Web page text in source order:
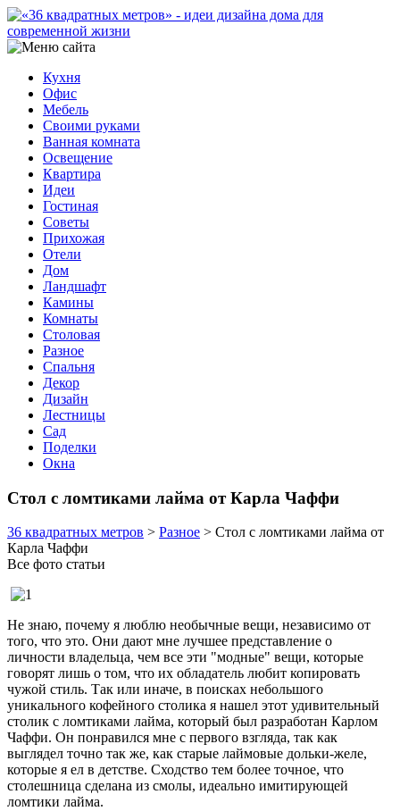
Кухня
Офис
Мебель
Своими руками
Ванная комната
Освещение
Квартира
Идеи
Гостиная
Советы
Прихожая
Отели
Дом
Ландшафт
Камины
Комнаты
Столовая
Разное
Спальня
Декор
Дизайн
Лестницы
Сад
Поделки
Окна
Стол с ломтиками лайма от Карла Чаффи
36 квадратных метров > Разное > Стол с ломтиками лайма от
Карла Чаффи
Все фото статьи
Не знаю, почему я люблю необычные вещи, независимо от
того, что это. Они дают мне лучшее представление о
личности владельца, чем все эти "модные" вещи, которые
говорят лишь о том, что их обладатель любит копировать
чужой стиль. Так или иначе, в поисках небольшого
уникального кофейного столика я нашел этот удивительный
столик с ломтиками лайма, который был разработан Карлом
Чаффи. Он понравился мне с первого взгляда, так как
выглядел точно так же, как старые лаймовые дольки-желе,
которые я ел в детстве. Сходство тем более точное, что
столешница сделана из смолы, идеально имитирующей
ломтики лайма.